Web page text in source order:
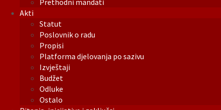
Prethodni mandati
Akti
Statut
Poslovnik o radu
Propisi
Platforma djelovanja po sazivu
Izvještaji
Budžet
Odluke
Ostalo